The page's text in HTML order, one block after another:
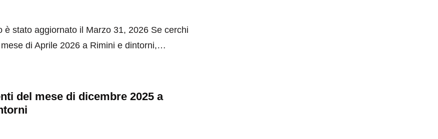
è stato aggiornato il Marzo 31, 2026 Se cerchi
di Aprile 2026 a Rimini e dintorni,…
del mese di dicembre 2025 a